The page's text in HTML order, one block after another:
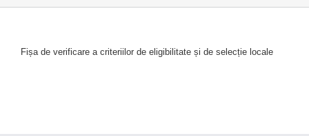
Fișa de verificare a criteriilor de eligibilitate și de selecție locale